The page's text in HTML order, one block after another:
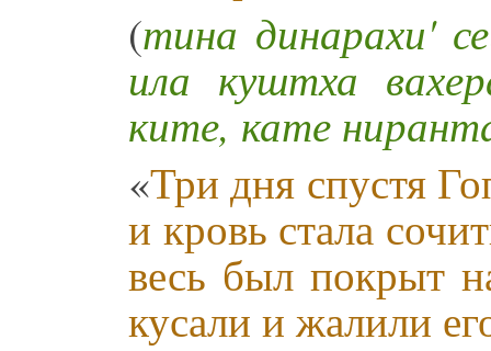
(тина динарахи'
ила куштха
ките, кате
«Три дня спустя
и кровь стала
весь был покрыт
кусали и жалили